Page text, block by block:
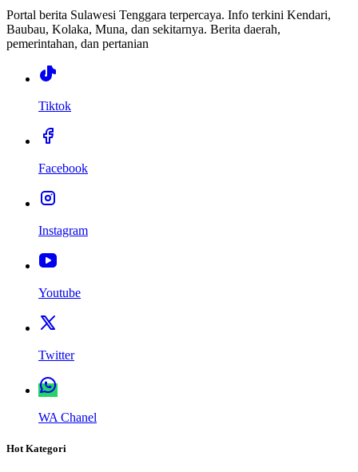
Portal berita Sulawesi Tenggara terpercaya. Info terkini Kendari,
Baubau, Kolaka, Muna, dan sekitarnya. Berita daerah,
pemerintahan, dan pertanian
Tiktok
Facebook
Instagram
Youtube
Twitter
WA Chanel
Hot Kategori